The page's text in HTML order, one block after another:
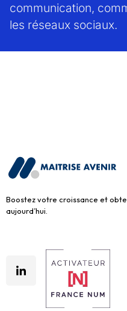
communication,
les réseaux sociaux.
Boostez votre croissance et
aujourd’hui.